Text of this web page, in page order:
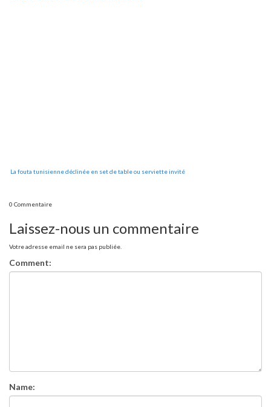
La fouta tunisienne déclinée en set de table ou serviette invité
0 Commentaire
Laissez-nous un commentaire
Votre adresse email ne sera pas publiée.
Comment:
Name: